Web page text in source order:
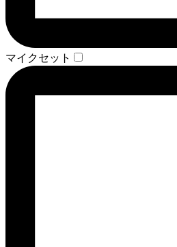
マイクセット